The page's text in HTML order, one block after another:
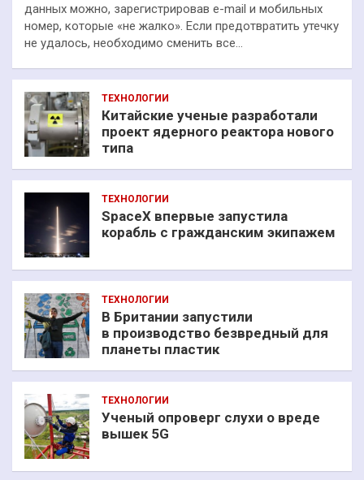
данных можно, зарегистрировав e-mail и мобильных
номер, которые «не жалко». Если предотвратить утечку
не удалось, необходимо сменить все…
ТЕХНОЛОГИИ
Китайские ученые разработали
проект ядерного реактора нового
типа
ТЕХНОЛОГИИ
SpaceX впервые запустила
корабль с гражданским экипажем
ТЕХНОЛОГИИ
В Британии запустили
в производство безвредный для
планеты пластик
ТЕХНОЛОГИИ
Ученый опроверг слухи о вреде
вышек 5G